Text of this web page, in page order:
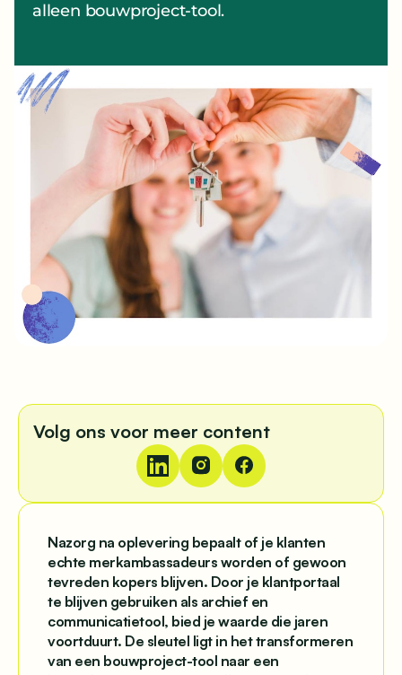
alleen bouwproject-tool.
Volg ons voor meer content
Nazorg na oplevering bepaalt of je klanten
echte merkambassadeurs worden of gewoon
tevreden kopers blijven. Door je klantportaal
te blijven gebruiken als archief en
communicatietool, bied je waarde die jaren
voortduurt. De sleutel ligt in het transformeren
van een bouwproject-tool naar een